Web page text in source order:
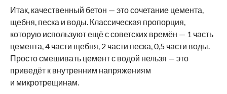
Итак, качественный бетон — это сочетание цемента,
щебня, песка и воды. Классическая пропорция,
которую используют ещё с советских времён — 1 часть
цемента, 4 части щебня, 2 части песка, 0,5 части воды.
Просто смешивать цемент с водой нельзя — это
приведёт к внутренним напряжениям
и микротрещинам.